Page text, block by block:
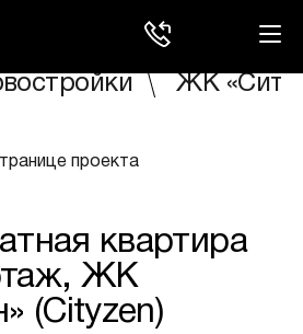
ЖК
проекта
квартира
ЖК
(Cityzen)